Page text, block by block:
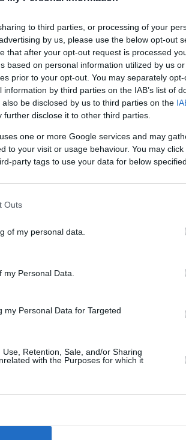
to third parties, or processing of your
by us, please use the below opt-out
that after your opt-out request is processed
based on personal information utilized by us
prior to your opt-out. You may separately
by third parties on the IAB’s list of
be disclosed by us to third parties on the
further disclose it to other third parties.
one or more Google services and may
to your visit or usage behaviour. You may
party tags to use your data for below
Outs
of my personal data.
Personal Data.
Personal Data for Targeted
Retention, Sale, and/or Sharing
with the Purposes for which it
Η πρώτη
που ποζάρει για
υπήρξε η πρώτη trans
της γαλλικής Vogue το
υπέγραψε συμβόλαιο συνεργασίας